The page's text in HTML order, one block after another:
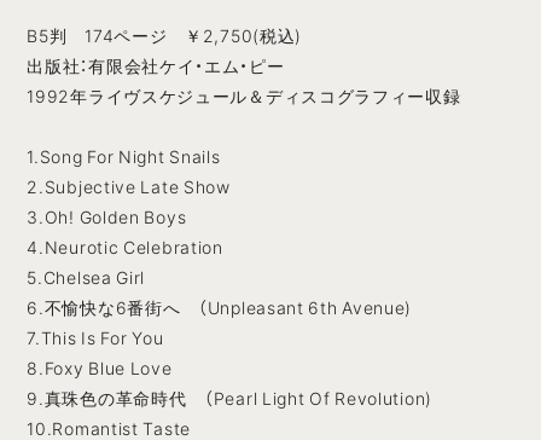
B5判 174ページ ￥2,750(税込)
出版社：有限会社ケイ・エム・ピー
1992年ライヴスケジュール＆ディスコグラフィー収録
1.Song For Night Snails
2.Subjective Late Show
3.Oh! Golden Boys
4.Neurotic Celebration
5.Chelsea Girl
6.不愉快な6番街へ （Unpleasant 6th Avenue)
7.This Is For You
8.Foxy Blue Love
9.真珠色の革命時代 （Pearl Light Of Revolution)
10.Romantist Taste